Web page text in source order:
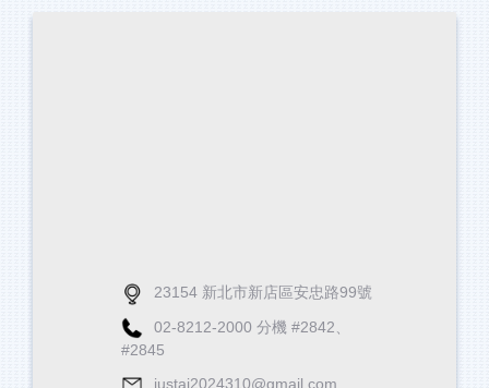
23154 新北市新店區安忠路99號
02-8212-2000 分機 #2842、
#2845
justai2024310@gmail.com